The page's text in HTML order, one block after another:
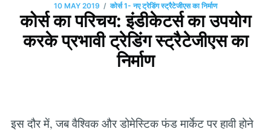
10 MAY 2019 / कोर्स 1- नए ट्रेडिंग स्ट्रैटेजीएस का निर्माण
कोर्स का परिचय: इंडीकेटर्स का उपयोग
करके प्रभावी ट्रेडिंग स्ट्रैटेजीएस का
निर्माण
इस दौर में, जब वैश्विक और डोमेस्टिक फंड मार्केट पर हावी होने